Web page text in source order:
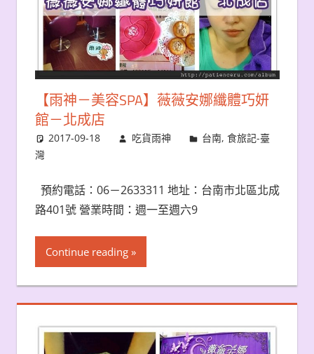
【雨神－美容SPA】薇薇安娜纖體巧妍
館－北成店
2017-09-18 吃貨雨神 台南,食旅記-臺
灣
預約電話：06－2633311 地址：台南市北區北成
路401號 營業時間：週一至週六9
Continue reading